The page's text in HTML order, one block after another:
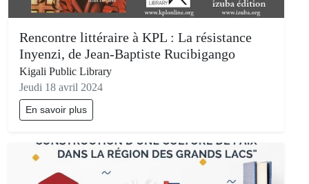
Rencontre littéraire à KPL : La résistance
Inyenzi, de Jean-Baptiste Rucibigango
Kigali Public Library
Jeudi 18 avril 2024
En savoir plus